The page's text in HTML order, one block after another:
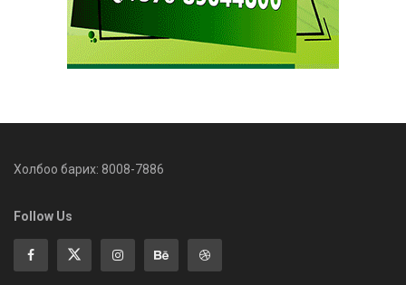
Холбоо барих: 8008-7886
Follow Us